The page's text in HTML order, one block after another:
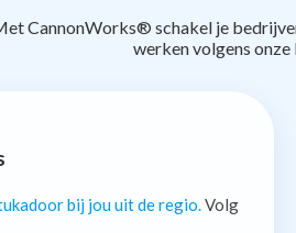
CannonWorks® schakel je
werken volgens
bij jou uit de regio. Volg